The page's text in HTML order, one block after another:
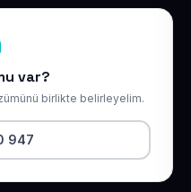
var?
birlikte belirleyelim.
947